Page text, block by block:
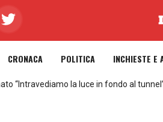
CRONACA POLITICA INCHIESTE E
“Intravediamo la luce in fondo al